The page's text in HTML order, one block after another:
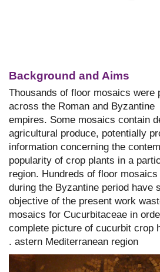
Background and Aims
Thousands of floor mosaics were
across the Roman and Byzantine
empires. Some mosaics contain
agricultural produce, potentially
information concerning the
popularity of crop plants in a
region. Hundreds of floor
during the Byzantine period have
objective of the present work
mosaics for Cucurbitaceae in
complete picture of cucurbit crop
astern Mediterranean region.